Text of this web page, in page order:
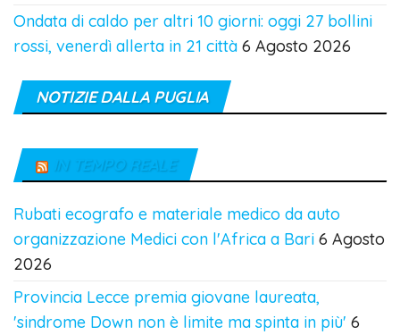
Ondata di caldo per altri 10 giorni: oggi 27 bollini
rossi, venerdì allerta in 21 città 6 Agosto 2026
NOTIZIE DALLA PUGLIA
IN TEMPO REALE
Rubati ecografo e materiale medico da auto
organizzazione Medici con l'Africa a Bari 6 Agosto
2026
Provincia Lecce premia giovane laureata,
'sindrome Down non è limite ma spinta in più' 6